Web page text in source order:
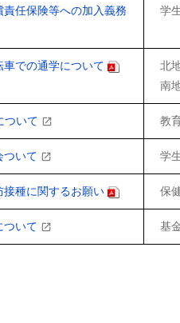
責任保険等への加入義務
学
での通学について
北
南
ついて 教
ついて 学
接種に関するお願い 保
ついて 基